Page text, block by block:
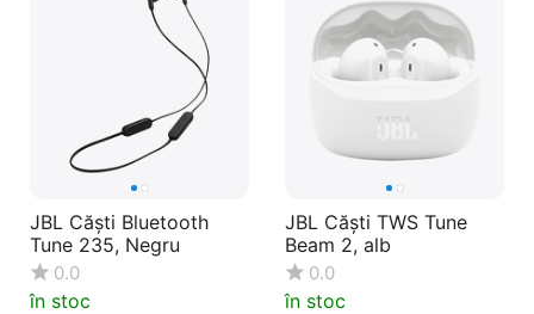
JBL Căști Bluetooth
Tune 235, Negru
0.0
în stoc
JBL Căști TWS Tune
Beam 2, alb
0.0
în stoc